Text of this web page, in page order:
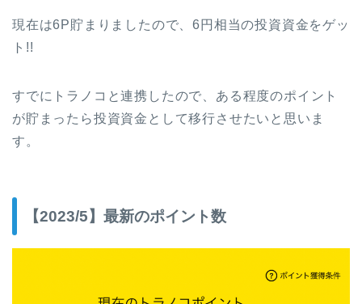
現在は6P貯まりましたので、6円相当の投資資金をゲッ
ト!!
すでにトラノコと連携したので、ある程度のポイント
が貯まったら投資資金として移行させたいと思いま
す。
【2023/5】最新のポイント数